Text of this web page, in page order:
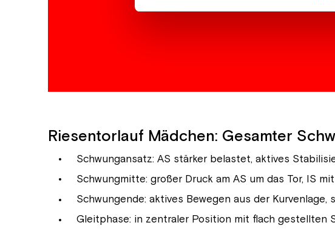
Riesentorlauf Mädchen: Gesamter
Schwungansatz: AS stärker belastet, aktives
Schwungmitte: großer Druck am AS um das Tor, IS
Schwungende: aktives Bewegen aus der
Gleitphase: in zentraler Position mit flach gestellten